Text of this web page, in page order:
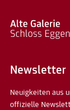
Newsletter
Neuigkeiten aus
offizielle